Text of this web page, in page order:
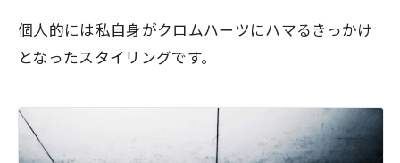
個人的には私自身がクロムハーツにハマるきっかけ
となったスタイリングです。